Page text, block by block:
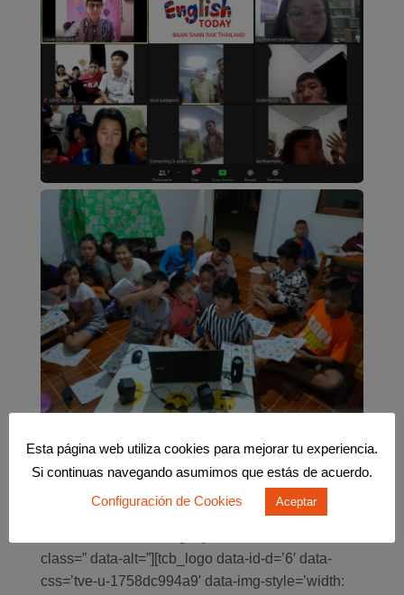
PROYECTO REALIZADO EN RED CON:
[tcb_logo data-id-d=’31’ data-css=’tve-u-
class=” data-alt=”][tcb_logo data-id-d=’6′ data-
css=’tve-u-1758dc994a9′ data-img-style=’width:
Esta página web utiliza cookies para mejorar tu experiencia.
Si continuas navegando asumimos que estás de acuerdo.
Configuración de Cookies
Aceptar